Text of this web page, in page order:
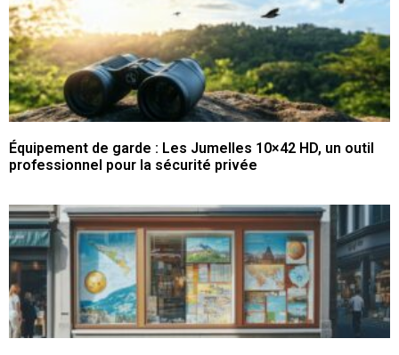
Équipement de garde : Les Jumelles 10×42 HD, un outil
professionnel pour la sécurité privée